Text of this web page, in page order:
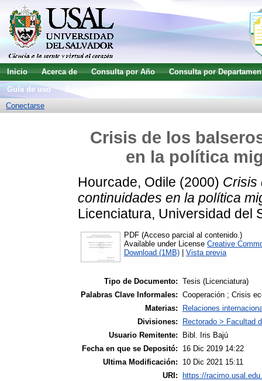
Inicio Acerca de Consulta por Año
Consulta por
Guía de uso
Conectarse
Crisis de los
en la política
Hourcade, Odile (2000) Crisis
continuidades en la política
Licenciatura, Universidad del
PDF (Acceso parcial al contenido.)
Available under License Creative
Download (1MB)
Vista previa
Tipo de Documento: Tesis (Licenciatura)
Palabras Clave Informales: Cooperación ; Crisis
Materias:
Relaciones
Divisiones:
Rectorado > Facultad
Usuario Remitente:
Bibl. Iris Bajú
Fecha en que se Depositó:
16 Dic 2019 14:22
Ultima Modificación:
10 Dic 2021 15:11
URI:
https://